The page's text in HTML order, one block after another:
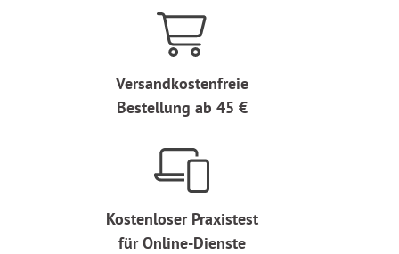
Versandkostenfreie
Bestellung ab 45 €
Kostenloser Praxistest
für Online-Dienste